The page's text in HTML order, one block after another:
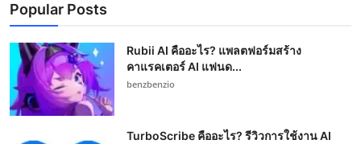
Popular Posts
Rubii AI คืออะไร? แพลตฟอร์มสร้าง
คาแรคเตอร์ AI แฟนด...
benzbenzio
TurboScribe คืออะไร? รีวิวการใช้งาน AI